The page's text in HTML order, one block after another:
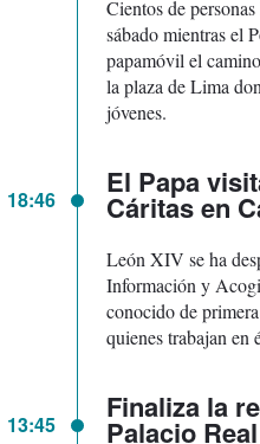
Cientos de
sábado mientras el
papamóvil el
la plaza de Lima
jóvenes.
18:46 El Papa
Cáritas en
León XIV se ha
Información y
conocido de
quienes trabajan en
13:45 Finaliza la
Palacio